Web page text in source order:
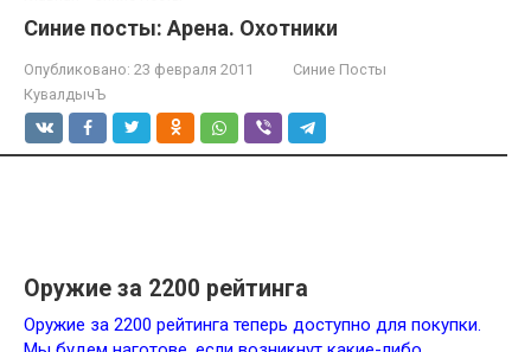
Синие посты: Арена. Охотники
Опубликовано: 23 февраля 2011
Синие Посты
КувалдычЪ
Оружие за 2200 рейтинга
Оружие за 2200 рейтинга теперь доступно для покупки.